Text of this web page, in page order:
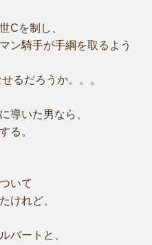
Cを制し、
ン騎手が手綱を取るよう
るだろうか。。。
導いた男なら、
る。
いて
けれど、
バートと、